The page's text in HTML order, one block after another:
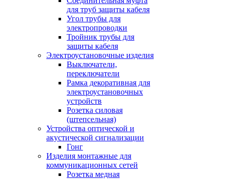
для труб защиты кабеля
Угол трубы для
электропроводки
Тройник трубы для
защиты кабеля
Электроустановочные изделия
Выключатели,
переключатели
Рамка декоративная для
электроустановочных
устройств
Розетка силовая
(штепсельная)
Устройства оптической и
акустической сигнализации
Гонг
Изделия монтажные для
коммуникационных сетей
Розетка медная